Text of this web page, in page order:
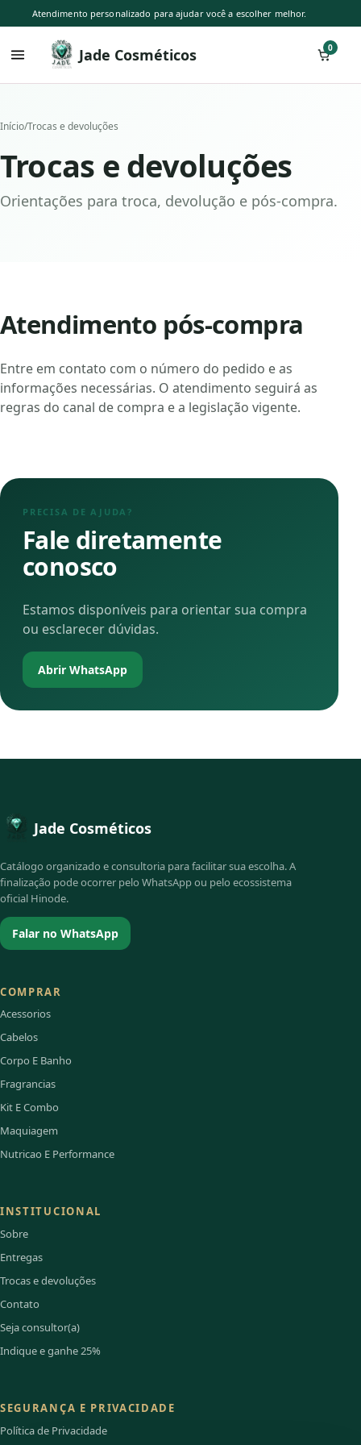
Atendimento personalizado para ajudar você a escolher melhor.
Jade Cosméticos 0
Início/Trocas e devoluções
Trocas e devoluções
Orientações para troca, devolução e pós-compra.
Atendimento pós-compra
Entre em contato com o número do pedido e as
informações necessárias. O atendimento seguirá as
regras do canal de compra e a legislação vigente.
PRECISA DE AJUDA?
Fale diretamente
conosco
Estamos disponíveis para orientar sua compra
ou esclarecer dúvidas.
Abrir WhatsApp
Jade Cosméticos
Catálogo organizado e consultoria para facilitar sua escolha. A
finalização pode ocorrer pelo WhatsApp ou pelo ecossistema
oficial Hinode.
Falar no WhatsApp
COMPRAR
Acessorios
Cabelos
Corpo E Banho
Fragrancias
Kit E Combo
Maquiagem
Nutricao E Performance
INSTITUCIONAL
Sobre
Entregas
Trocas e devoluções
Contato
Seja consultor(a)
Indique e ganhe 25%
SEGURANÇA E PRIVACIDADE
Política de Privacidade